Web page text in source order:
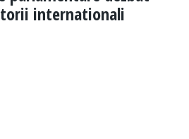
internationali